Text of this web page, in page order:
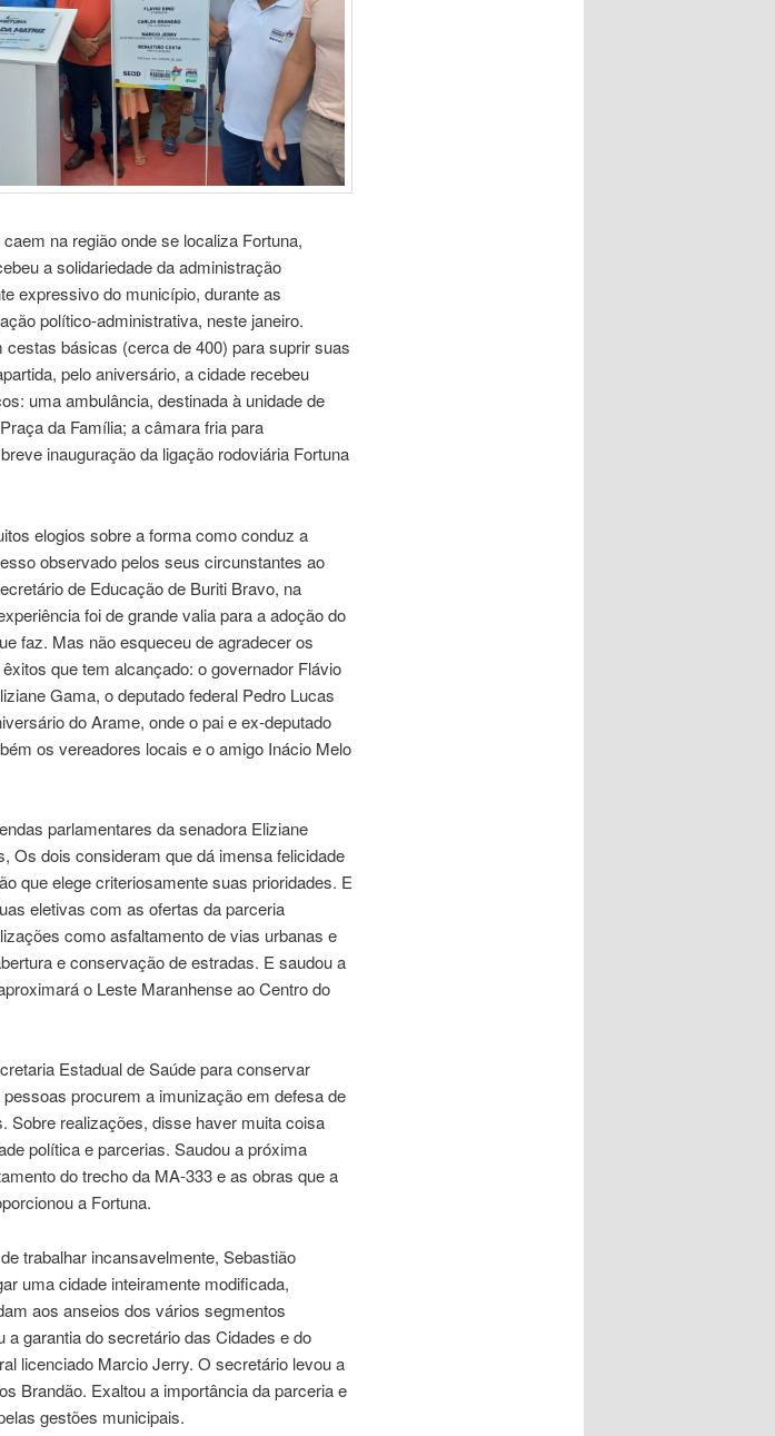
na região onde se localiza Fortuna,
a solidariedade da administração
expressivo do município, durante as
político-administrativa, neste janeiro.
básicas (cerca de 400) para suprir suas
pelo aniversário, a cidade recebeu
uma ambulância, destinada à unidade de
da Família; a câmara fria para
inauguração da ligação rodoviária Fortuna
elogios sobre a forma como conduz a
observado pelos seus circunstantes ao
de Educação de Buriti Bravo, na
foi de grande valia para a adoção do
faz. Mas não esqueceu de agradecer os
que tem alcançado: o governador Flávio
Gama, o deputado federal Pedro Lucas
do Arame, onde o pai e ex-deputado
os vereadores locais e o amigo Inácio Melo
parlamentares da senadora Eliziane
Os dois consideram que dá imensa felicidade
que elege criteriosamente suas prioridades. E
eletivas com as ofertas da parceria
como asfaltamento de vias urbanas e
e conservação de estradas. E saudou a
o Leste Maranhense ao Centro do
Estadual de Saúde para conservar
procurem a imunização em defesa de
Sobre realizações, disse haver muita coisa
política e parcerias. Saudou a próxima
do trecho da MA-333 e as obras que a
a Fortuna.
trabalhar incansavelmente, Sebastião
uma cidade inteiramente modificada,
aos anseios dos vários segmentos
garantia do secretário das Cidades e do
licenciado Marcio Jerry. O secretário levou a
Brandão. Exaltou a importância da parceria e
gestões municipais.